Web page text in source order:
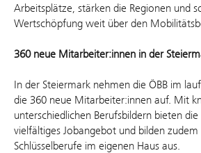
Arbeitsplätze, stärken die Regionen und
Wertschöpfung weit über den
360 neue Mitarbeiter:innen in der
In der Steiermark nehmen die ÖBB im
die 360 neue Mitarbeiter:innen auf. Mit
unterschiedlichen Berufsbildern bieten
vielfältiges Jobangebot und bilden zudem
Schlüsselberufe im eigenen Haus aus.